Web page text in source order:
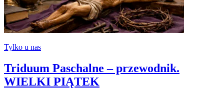
Tylko u nas
Triduum Paschalne – przewodnik.
WIELKI PIĄTEK